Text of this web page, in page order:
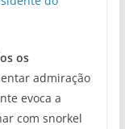
os
admiração
evoca a
com snorkel